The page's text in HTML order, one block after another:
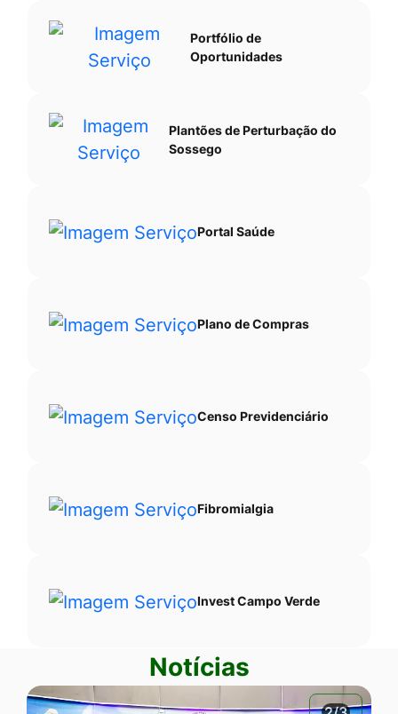
Portfólio de
Oportunidades
Plantões de Perturbação do
Sossego
Portal Saúde
Plano de Compras
Censo Previdenciário
Fibromialgia
Invest Campo Verde
Notícias